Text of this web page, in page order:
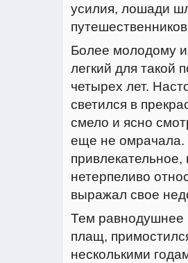
усилия, лошади
Более молодому
легкий для такой
четырех лет.
светился в
смело и ясно
еще не омрачала.
нетерпеливо
выражал свое
Тем равнодушнее
плащ,
несколькими